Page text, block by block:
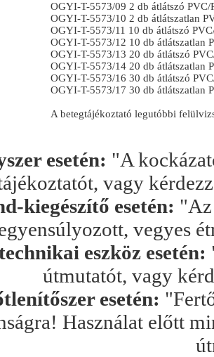
OGYI-T-5573/09 2 db átlátszó
OGYI-T-5573/10 2 db átlátszatlan
OGYI-T-5573/11 10 db átlátszó
OGYI-T-5573/12 10 db átlátszatlan
OGYI-T-5573/13 20 db átlátszó
OGYI-T-5573/14 20 db átlátszatlan
OGYI-T-5573/16 30 db átlátszó
OGYI-T-5573/17 30 db átlátszatlan
A betegtájékoztató legutóbbi
esetén: "A
vagy
kiegészítő esetén: "Az
vegyes
eszköz esetén:
útmutatót, vagy
esetén:
Használat előtt